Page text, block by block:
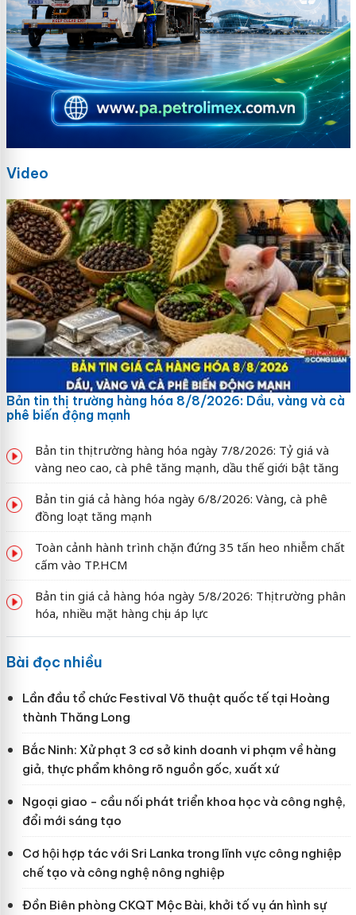
Video
Bản tin thị trường hàng hóa 8/8/2026: Dầu, vàng và cà
phê biến động mạnh
Bản tin thị trường hàng hóa ngày 7/8/2026: Tỷ giá và
vàng neo cao, cà phê tăng mạnh, dầu thế giới bật tăng
Bản tin giá cả hàng hóa ngày 6/8/2026: Vàng, cà phê
đồng loạt tăng mạnh
Toàn cảnh hành trình chặn đứng 35 tấn heo nhiễm chất
cấm vào TP.HCM
Bản tin giá cả hàng hóa ngày 5/8/2026: Thị trường phân
hóa, nhiều mặt hàng chịu áp lực
Bài đọc nhiều
Lần đầu tổ chức Festival Võ thuật quốc tế tại Hoàng
thành Thăng Long
Bắc Ninh: Xử phạt 3 cơ sở kinh doanh vi phạm về hàng
giả, thực phẩm không rõ nguồn gốc, xuất xứ
Ngoại giao - cầu nối phát triển khoa học và công nghệ,
đổi mới sáng tạo
Cơ hội hợp tác với Sri Lanka trong lĩnh vực công nghiệp
chế tạo và công nghệ nông nghiệp
Đồn Biên phòng CKQT Mộc Bài, khởi tố vụ án hình sự